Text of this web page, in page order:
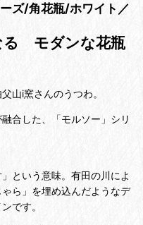
ズ/角花瓶/ホワイト／
る モダンな花瓶
山i窯さんのうつわ。
合した、「モルソー」シリ
という意味。有田の川によ
ら」を埋め込んだようなデ
です。